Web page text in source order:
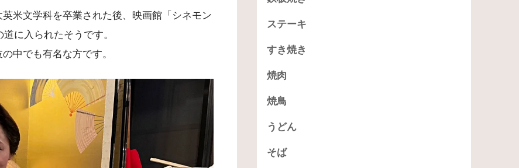
米文学科を卒業された後、映画館「シネモン
に入られたそうです。
中でも有名な方です。
ステーキ
すき焼き
焼肉
焼鳥
うどん
そば